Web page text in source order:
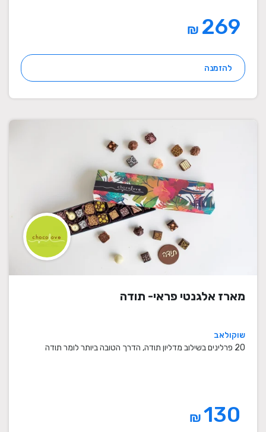
₪
להזמנה
מארז אלגנטי פראי- תודה
שוקולאב
20 פרלינים בשילוב מדליון תודה, הדרך הטובה ביותר לומר תודה
₪